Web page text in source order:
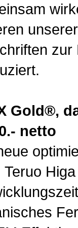
zur
Gold®,
netto
Teruo